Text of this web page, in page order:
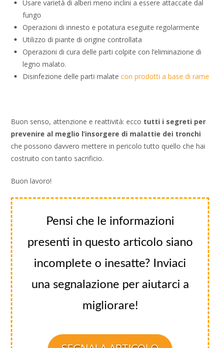
Usare varietà di alberi meno inclini a essere attaccate dal
fungo
Operazioni di innesto e potatura eseguite regolarmente
Utilizzo di piante di origine controllata
Operazioni di cura delle parti colpite con l’eliminazione di
legno malato.
Disinfezione delle parti malate con prodotti a base di rame
Buon senso, attenzione e reattività: ecco tutti i segreti per
prevenire al meglio l’insorgere di malattie dei tronchi
che possono davvero mettere in pericolo tutto quello che hai
costruito con tanto sacrificio.
Buon lavoro!
Pensi che le informazioni
presenti in questo articolo siano
incomplete o inesatte? Inviaci
una segnalazione per aiutarci a
migliorare!